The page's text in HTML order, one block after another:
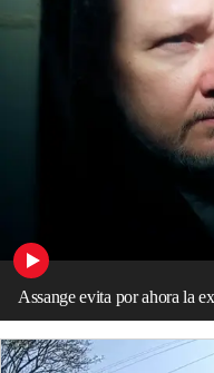
Assange evita por ahora la